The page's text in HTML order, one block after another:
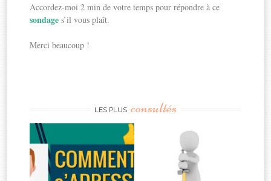
Accordez-moi 2 min de votre temps pour répondre à ce
sondages’il vous plaît.
Merci beaucoup !
LES PLUS consultés